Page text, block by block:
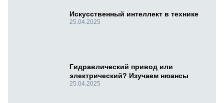
Искусственный интеллект в технике
25.04.2025
Гидравлический привод или
электрический? Изучаем нюансы
25.04.2025